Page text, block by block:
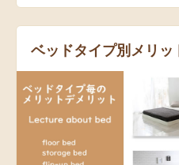
ベッドタイプ別メリ